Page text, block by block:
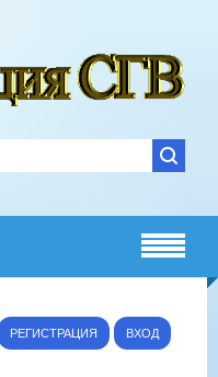
РЕГИСТРАЦИЯ ВХОД